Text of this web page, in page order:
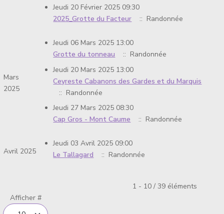
Jeudi 20 Février 2025 09:30
2025_Grotte du Facteur
:: Randonnée
Mars
2025
Jeudi 06 Mars 2025 13:00
Grotte du tonneau
:: Randonnée
Jeudi 20 Mars 2025 13:00
Ceyreste Cabanons des Gardes et du Marquis
:: Randonnée
Jeudi 27 Mars 2025 08:30
Cap Gros - Mont Caume
:: Randonnée
Avril 2025
Jeudi 03 Avril 2025 09:00
Le Tallagard
:: Randonnée
1 - 10 / 39 éléments
Afficher #